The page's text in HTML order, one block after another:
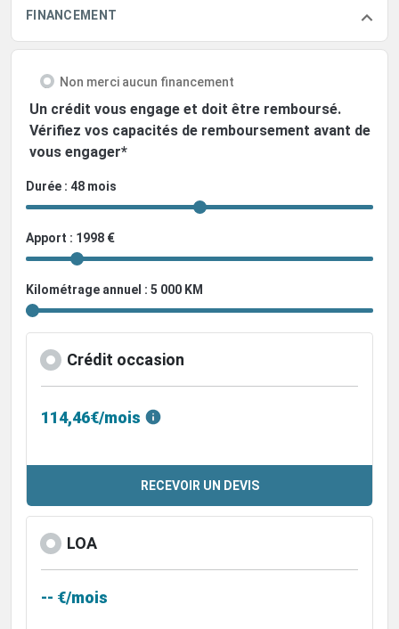
FINANCEMENT
Non merci aucun financement
Un crédit vous engage et doit être remboursé.
Vérifiez vos capacités de remboursement avant de
vous engager*
Durée : 48 mois
Apport : 1998 €
Kilométrage annuel : 5 000 KM
Crédit occasion
114,46€/mois
RECEVOIR UN DEVIS
LOA
-- €/mois